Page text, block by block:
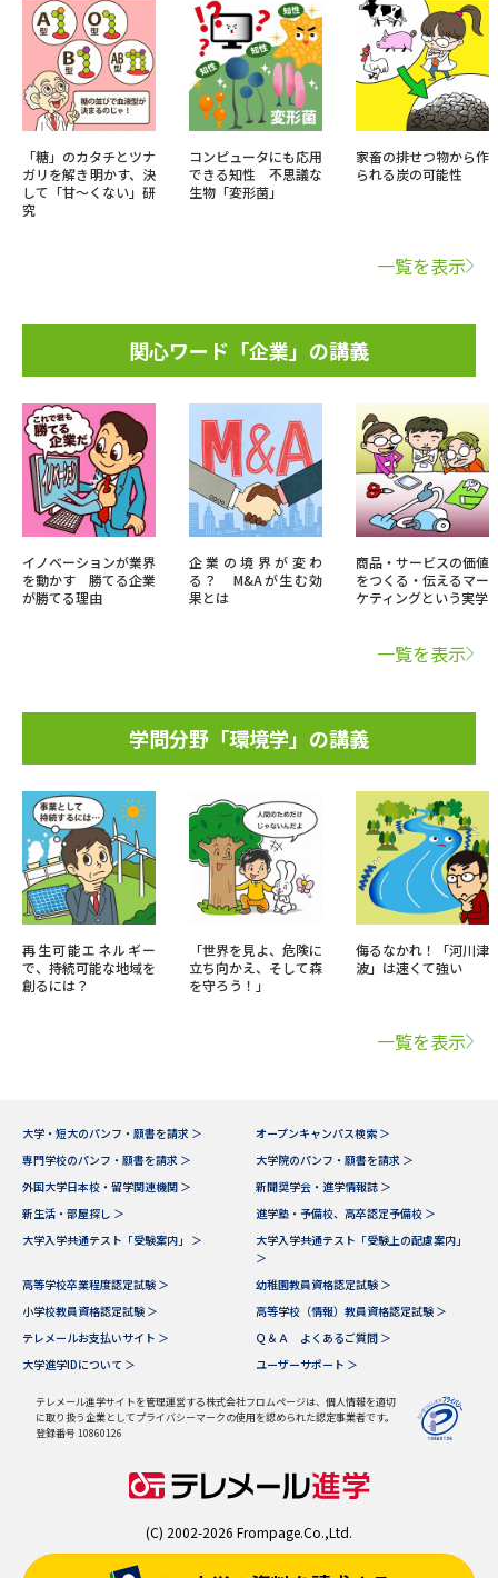
「糖」のカタチとツナ
ガリを解き明かす、決
して「甘～くない」研
究
コンピュータにも応用
できる知性 不思議な
生物「変形菌」
家畜の排せつ物から作
られる炭の可能性
一覧を表示
関心ワード「企業」の講義
イノベーションが業界
を動かす 勝てる企業
が勝てる理由
企業の境界が変わ
る？ M&Aが生む効
果とは
商品・サービスの価値
をつくる・伝えるマー
ケティングという実学
一覧を表示
学問分野「環境学」の講義
再生可能エネルギー
で、持続可能な地域を
創るには？
「世界を見よ、危険に
立ち向かえ、そして森
を守ろう！」
侮るなかれ！「河川津
波」は速くて強い
一覧を表示
大学・短大のパンフ・願書を請求 ＞
オープンキャンパス検索 ＞
専門学校のパンフ・願書を請求 ＞
大学院のパンフ・願書を請求 ＞
外国大学日本校・留学関連機関 ＞
新聞奨学会・進学情報誌 ＞
新生活・部屋探し ＞
進学塾・予備校、高卒認定予備校 ＞
大学入学共通テスト「受験案内」 ＞
大学入学共通テスト「受験上の配慮案内」
＞
高等学校卒業程度認定試験 ＞
幼稚園教員資格認定試験 ＞
小学校教員資格認定試験 ＞
高等学校（情報）教員資格認定試験 ＞
テレメールお支払いサイト ＞
Ｑ＆Ａ よくあるご質問 ＞
大学進学IDについて ＞
ユーザーサポート ＞
テレメール進学サイトを管理運営する株式会社フロムページは、個人情報を適切
に取り扱う企業としてプライバシーマークの使用を認められた認定事業者です。
登録番号 10860126
(C) 2002-2026 Frompage.Co.,Ltd.